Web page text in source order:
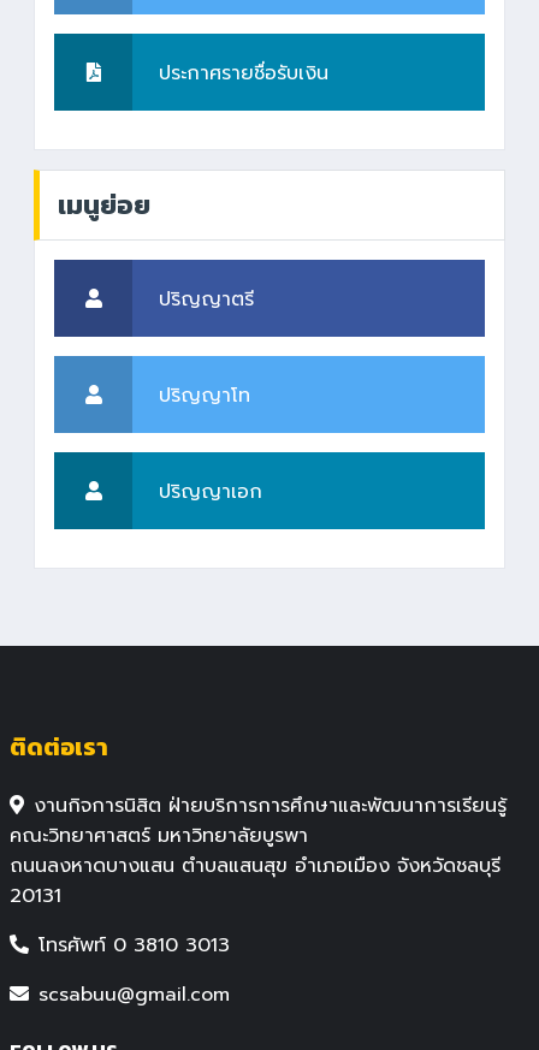
ประกาศรายชื่อรับเงิน
เมนูย่อย
ปริญญาตรี
ปริญญาโท
ปริญญาเอก
ติดต่อเรา
งานกิจการนิสิต ฝ่ายบริการการศึกษาและพัฒนาการเรียนรู้
คณะวิทยาศาสตร์ มหาวิทยาลัยบูรพา
ถนนลงหาดบางแสน ตำบลแสนสุข อำเภอเมือง จังหวัดชลบุรี
20131
โทรศัพท์ 0 3810 3013
scsabuu@gmail.com